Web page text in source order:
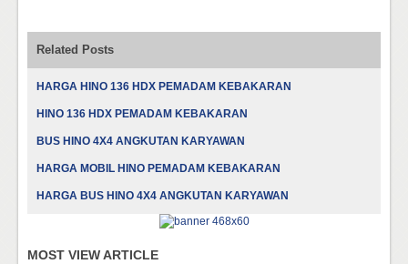
Related Posts
HARGA HINO 136 HDX PEMADAM KEBAKARAN
HINO 136 HDX PEMADAM KEBAKARAN
BUS HINO 4X4 ANGKUTAN KARYAWAN
HARGA MOBIL HINO PEMADAM KEBAKARAN
HARGA BUS HINO 4X4 ANGKUTAN KARYAWAN
MOST VIEW ARTICLE